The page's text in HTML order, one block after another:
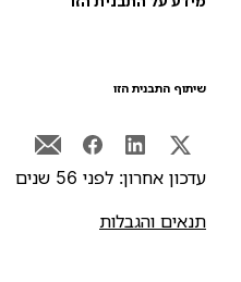
התבנית הזו
אחרון: לפני 56 שנים
והגבלות